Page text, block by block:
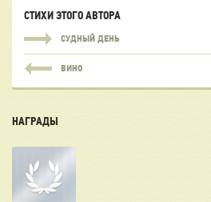
СТИХИ ЭТОГО АВТОРА
СУДНЫЙ ДЕНЬ
ВИНО
НАГРАДЫ